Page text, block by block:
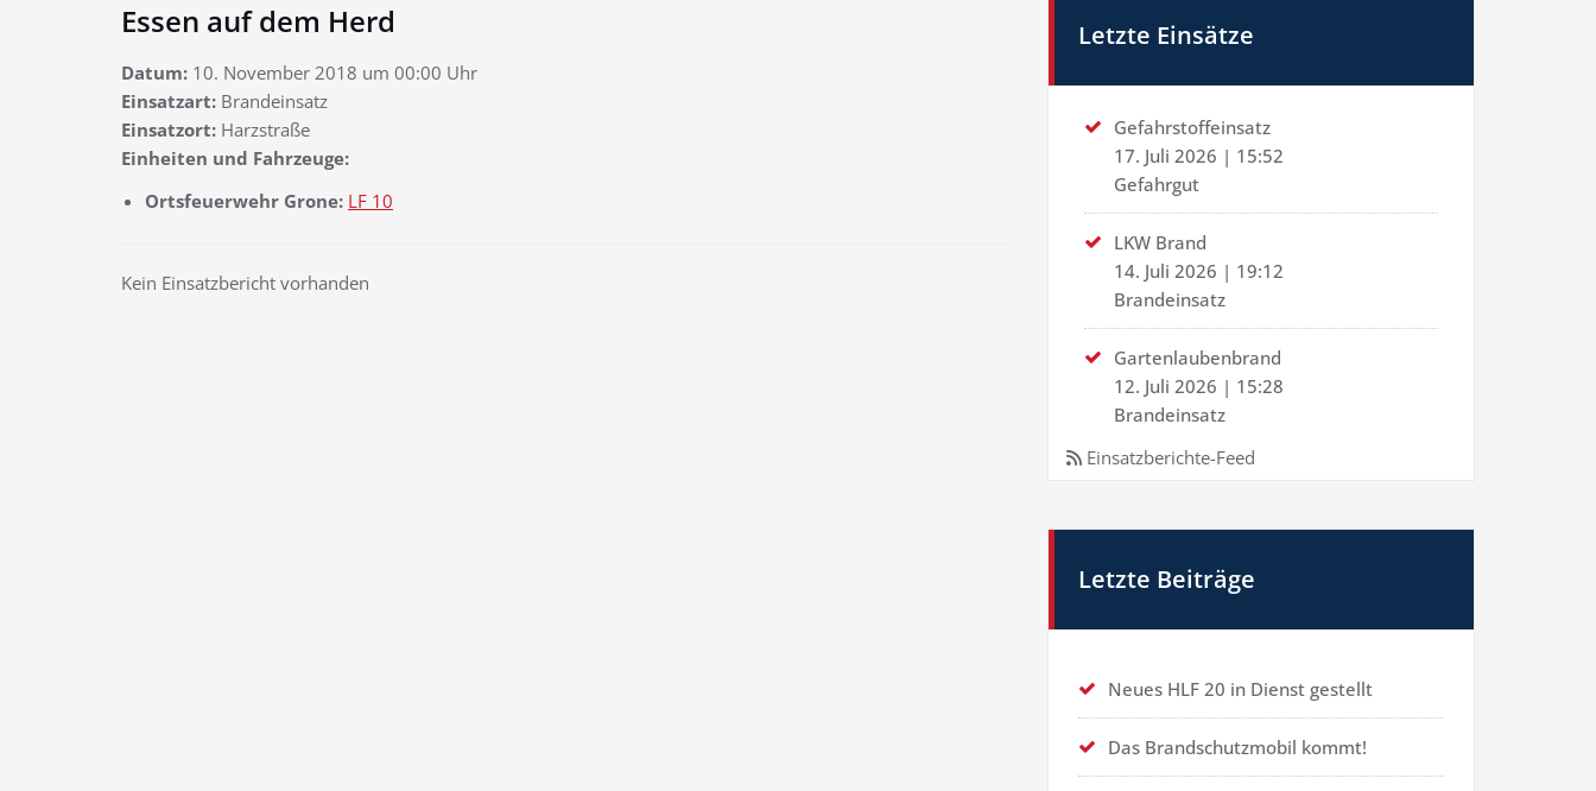
Essen auf dem Herd
Datum: 10. November 2018 um 00:00 Uhr
Einsatzart: Brandeinsatz
Einsatzort: Harzstraße
Einheiten und Fahrzeuge:
Ortsfeuerwehr Grone: LF 10
Kein Einsatzbericht vorhanden
Letzte Einsätze
Gefahrstoffeinsatz
17. Juli 2026 | 15:52
Gefahrgut
LKW Brand
14. Juli 2026 | 19:12
Brandeinsatz
Gartenlaubenbrand
12. Juli 2026 | 15:28
Brandeinsatz
Einsatzberichte-Feed
Letzte Beiträge
Neues HLF 20 in Dienst gestellt
Das Brandschutzmobil kommt!